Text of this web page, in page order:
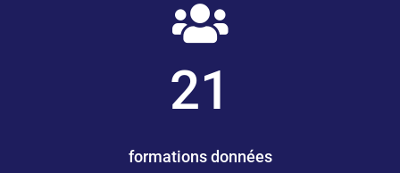

21
formations données